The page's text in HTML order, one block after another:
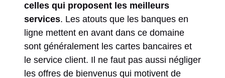
celles qui proposent les meilleurs
services. Les atouts que les banques en
ligne mettent en avant dans ce domaine
sont généralement les cartes bancaires et
le service client. Il ne faut pas aussi négliger
les offres de bienvenus qui motivent de